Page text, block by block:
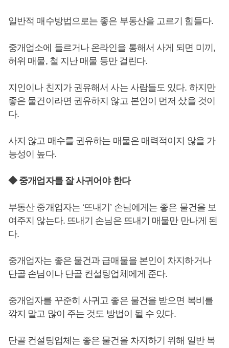
일반적 매수방법으로는 좋은 부동산을 고르기 힘들다.
중개업소에 들르거나 온라인을 통해서 사게 되면 미끼,
허위 매물, 철 지난 매물 등만 걸린다.
지인이나 친지가 권유해서 사는 사람들도 있다. 하지만
좋은 물건이라면 권유하지 않고 본인이 먼저 샀을 것이
다.
사지 않고 매수를 권유하는 매물은 매력적이지 않을 가
능성이 높다.
◆ 중개업자를 잘 사귀어야 한다
부동산 중개업자는 ‘뜨내기’ 손님에게는 좋은 물건을 보
여주지 않는다. 뜨내기 손님은 뜨내기 매물만 만나게 된
다.
중개업자는 좋은 물건과 급매물을 본인이 차지하거나
단골 손님이나 단골 컨설팅업체에게 준다.
중개업자를 꾸준히 사귀고 좋은 물건을 받으면 복비를
깎지 말고 많이 주는 것도 방법이 될 수 있다.
단골 컨설팅업체는 좋은 물건을 차지하기 위해 일반 복